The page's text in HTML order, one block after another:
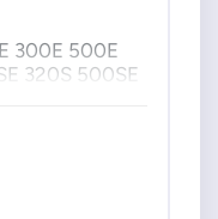
300E 500E
320S 500SE